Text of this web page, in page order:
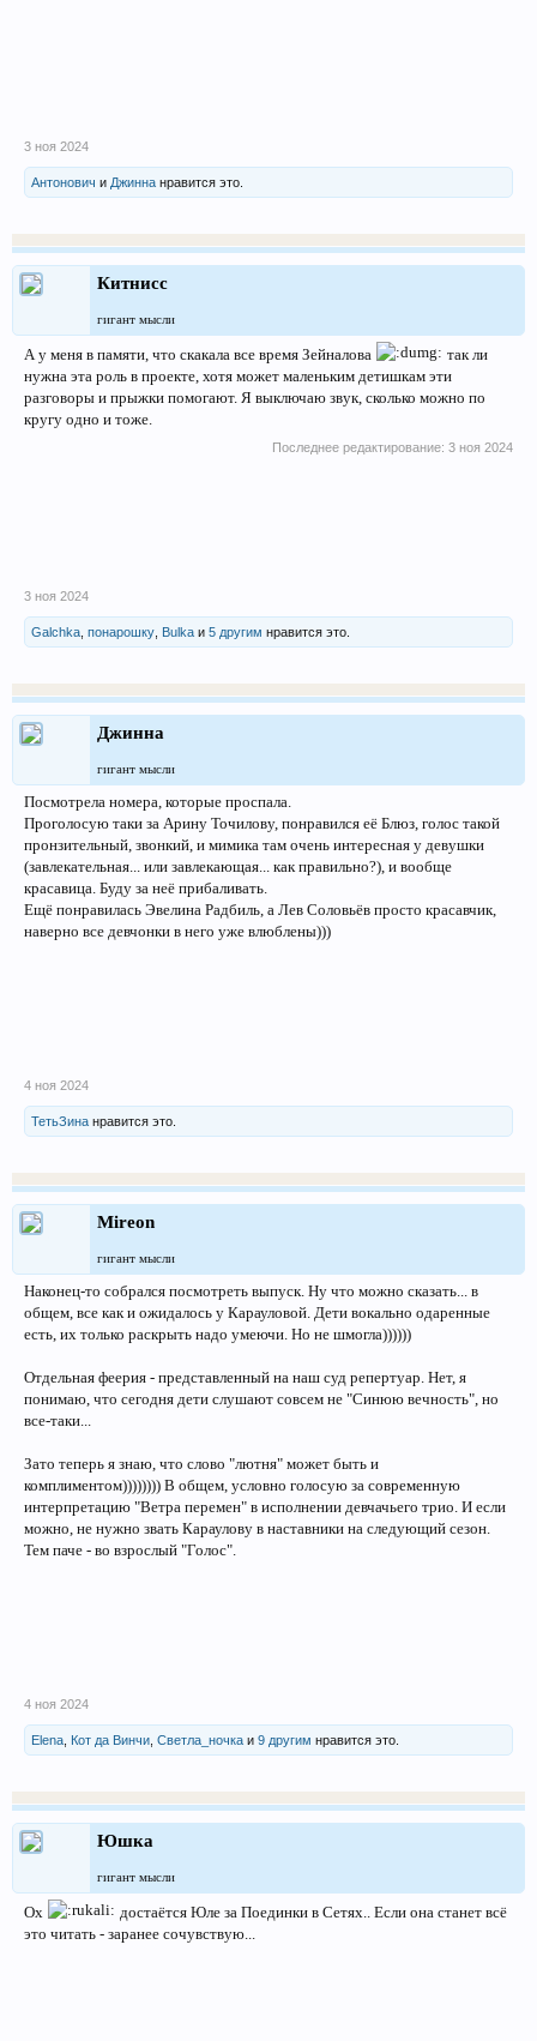
3 ноя 2024
Антонович и Джинна нравится это.
Китнисс
гигант мысли
А у меня в памяти, что скакала все время Зейналова
так ли
нужна эта роль в проекте, хотя может маленьким детишкам эти
разговоры и прыжки помогают. Я выключаю звук, сколько можно по
кругу одно и тоже.
Последнее редактирование: 3 ноя 2024
3 ноя 2024
Galchka понарошку Bulka и 5 другим нравится это.
Джинна
гигант мысли
Посмотрела номера, которые проспала.
Проголосую таки за Арину Точилову, понравился её Блюз, голос такой
пронзительный, звонкий, и мимика там очень интересная у девушки
(завлекательная... или завлекающая... как правильно?), и вообще
красавица. Буду за неё прибаливать.
Ещё понравилась Эвелина Радбиль, а Лев Соловьёв просто красавчик,
наверно все девчонки в него уже влюблены)))
4 ноя 2024
ТетьЗина нравится это.
Mireon
гигант мысли
Наконец-то собрался посмотреть выпуск. Ну что можно сказать... в
общем, все как и ожидалось у Карауловой. Дети вокально одаренные
есть, их только раскрыть надо умеючи. Но не шмогла))))))
Отдельная феерия - представленный на наш суд репертуар. Нет, я
понимаю, что сегодня дети слушают совсем не "Синюю вечность", но
все-таки...
Зато теперь я знаю, что слово "лютня" может быть и
комплиментом)))))))) В общем, условно голосую за современную
интерпретацию "Ветра перемен" в исполнении девчачьего трио. И если
можно, не нужно звать Караулову в наставники на следующий сезон.
Тем паче - во взрослый "Голос".
4 ноя 2024
Elena Кот да Винчи Светла_ночка и 9 другим нравится это.
Юшка
гигант мысли
Ох
достаётся Юле за Поединки в Сетях.. Если она станет всё
это читать - заранее сочувствую...